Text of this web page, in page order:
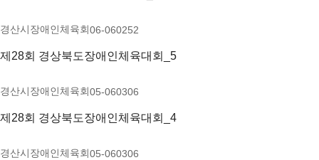
경산시장애인체육회06-060252
제28회 경상북도장애인체육대회_5
경산시장애인체육회05-060306
제28회 경상북도장애인체육대회_4
경산시장애인체육회05-060306